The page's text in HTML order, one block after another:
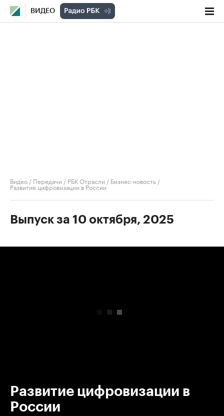
ВИДЕО
Видео / Передачи / РБК Отрасли / Бизнес-новость /
Развитие цифровизации в России
Выпуск за 10 октября, 2025
Развитие цифровизации в
России